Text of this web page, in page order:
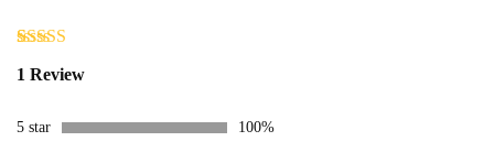
como5.00
avaliação de
1 Review
5 star 100%